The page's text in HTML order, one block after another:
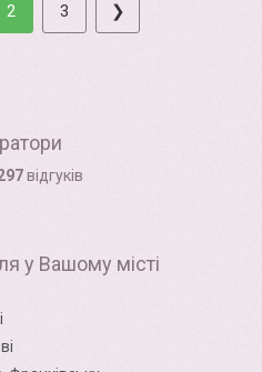
2 3 ❯
відгуків
у Вашому місті